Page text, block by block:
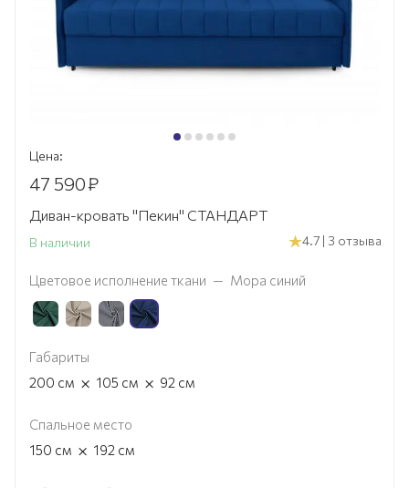
Цена:
47 590₽
Диван-кровать "Пекин" СТАНДАРТ
В наличии 4.7 | 3 отзыва
Цветовое исполнение ткани — Мора синий
Габариты
200 см × 105 см × 92 см
Спальное место
150 см × 192 см